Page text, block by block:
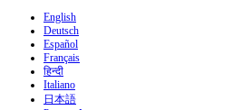
English
Deutsch
Español
Français
हिन्दी
Italiano
日本語